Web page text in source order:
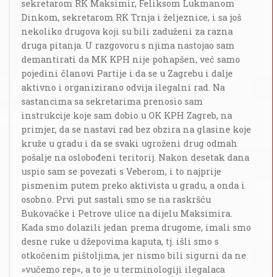
sekretarom RK Maksimir, Feliksom Lukmanom
Dinkom, sekretarom RK Trnja i željeznice, i sa još
nekoliko drugova koji su bili zaduženi za razna
druga pitanja. U razgovoru s njima nastojao sam
demantirati da MK KPH nije pohapšen, već samo
pojedini članovi Partije i da se u Zagrebu i dalje
aktivno i organizirano odvija ilegalni rad. Na
sastancima sa sekretarima prenosio sam
instrukcije koje sam dobio u OK KPH Zagreb, na
primjer, da se nastavi rad bez obzira na glasine koje
kruže u gradu i da se svaki ugroženi drug odmah
pošalje na oslobođeni teritorij. Nakon desetak dana
uspio sam se povezati s Veberom, i to najprije
pismenim putem preko aktivista u gradu, a onda i
osobno. Prvi put sastali smo se na raskršću
Bukovačke i Petrove ulice na dijelu Maksimira.
Kada smo dolazili jedan prema drugome, imali smo
desne ruke u džepovima kaputa, tj. išli smo s
otkočenim pištoljima, jer nismo bili sigurni da ne
»vučemo rep«, a to je u terminologiji ilegalaca